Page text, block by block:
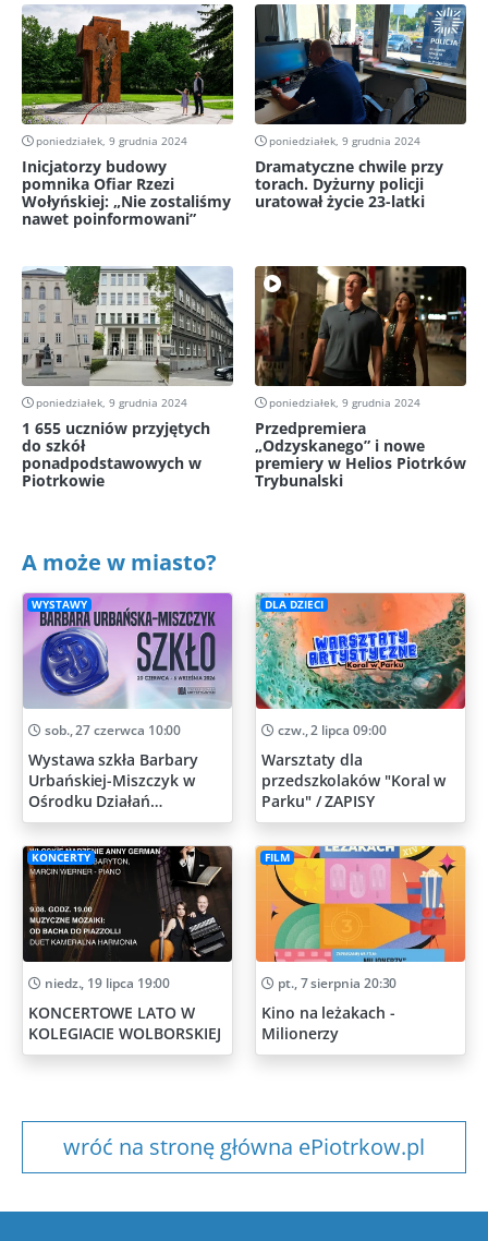
poniedziałek, 9 grudnia 2024
Inicjatorzy budowy
pomnika Ofiar Rzezi
Wołyńskiej: „Nie zostaliśmy
nawet poinformowani”
poniedziałek, 9 grudnia 2024
Dramatyczne chwile przy
torach. Dyżurny policji
uratował życie 23-latki
poniedziałek, 9 grudnia 2024
1 655 uczniów przyjętych
do szkół
ponadpodstawowych w
Piotrkowie
poniedziałek, 9 grudnia 2024
Przedpremiera
„Odzyskanego” i nowe
premiery w Helios Piotrków
Trybunalski
A może w miasto?
WYSTAWY
sob., 27 czerwca 10:00
Wystawa szkła Barbary
Urbańskiej-Miszczyk w
Ośrodku Działań
Artystycznych
DLA DZIECI
czw., 2 lipca 09:00
Warsztaty dla
przedszkolaków "Koral w
Parku" / ZAPISY
KONCERTY
niedz., 19 lipca 19:00
KONCERTOWE LATO W
KOLEGIACIE WOLBORSKIEJ
FILM
pt., 7 sierpnia 20:30
Kino na leżakach -
Milionerzy
wróć na stronę główna ePiotrkow.pl